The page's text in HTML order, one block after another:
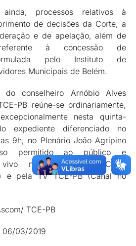
ainda, processos relativos à
de decisões da Corte, a
e de apelação, além de
à concessão de
pelo Instituto de
Municipais de Belém.
conselheiro Arnóbio Alves
PB reúne-se ordinariamente,
nesta quinta-
expediente diferenciado no
9h, no Plenário João Agripino
permitido ao público e
vivo no Portal do TCEPB
e pela TV TCE-PB (Canal no
TCE-PB
06/03/2019